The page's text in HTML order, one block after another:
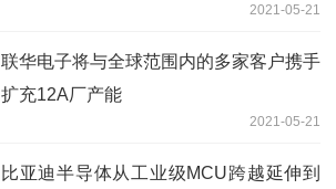
2021-05-21
联华电子将与全球范围内的多家客户携手
扩充12A厂产能
2021-05-21
比亚迪半导体从工业级MCU跨越延伸到